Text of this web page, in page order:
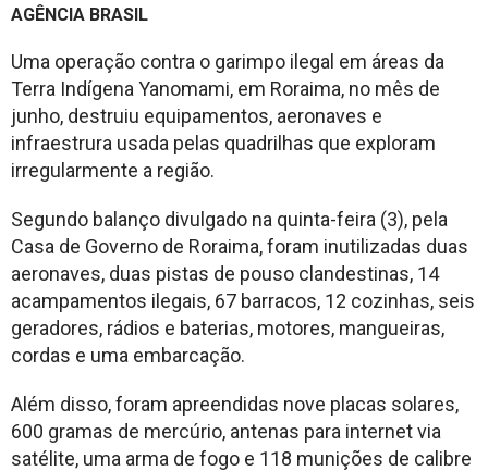
AGÊNCIA BRASIL
Uma operação contra o garimpo ilegal em áreas da
Terra Indígena Yanomami, em Roraima, no mês de
junho, destruiu equipamentos, aeronaves e
infraestrura usada pelas quadrilhas que exploram
irregularmente a região.
Segundo balanço divulgado na quinta-feira (3), pela
Casa de Governo de Roraima, foram inutilizadas duas
aeronaves, duas pistas de pouso clandestinas, 14
acampamentos ilegais, 67 barracos, 12 cozinhas, seis
geradores, rádios e baterias, motores, mangueiras,
cordas e uma embarcação.
Além disso, foram apreendidas nove placas solares,
600 gramas de mercúrio, antenas para internet via
satélite, uma arma de fogo e 118 munições de calibre